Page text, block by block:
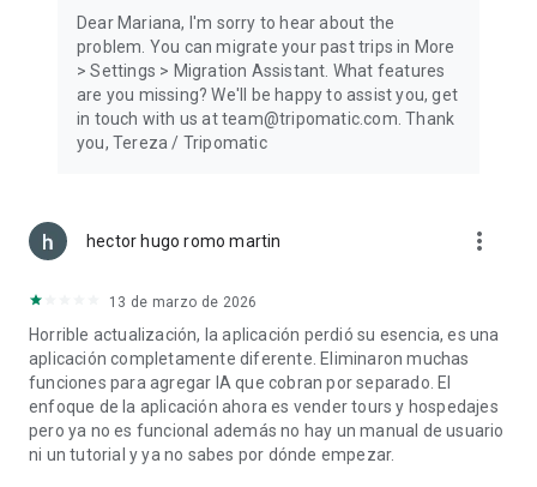
https://maps.tripomatic.com
Contacta con soporte en https://support.tripomatic.com
Dear Mariana, I'm sorry to hear about the
problem. You can migrate your past trips in More
> Settings > Migration Assistant. What features
are you missing? We'll be happy to assist you, get
in touch with us at team@tripomatic.com. Thank
you, Tereza / Tripomatic
hector hugo romo martin more_vert
13 de marzo de 2026
Horrible actualización, la aplicación perdió su esencia, es una
aplicación completamente diferente. Eliminaron muchas
funciones para agregar IA que cobran por separado. El
enfoque de la aplicación ahora es vender tours y hospedajes
pero ya no es funcional además no hay un manual de usuario
ni un tutorial y ya no sabes por dónde empezar.